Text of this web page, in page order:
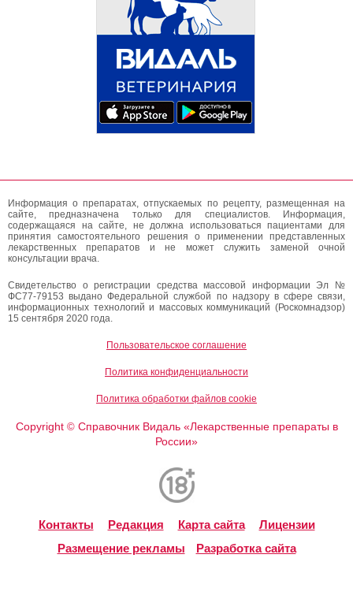
Информация о препаратах, отпускаемых по рецепту, размещенная на
сайте, предназначена только для специалистов. Информация,
содержащаяся на сайте, не должна использоваться пациентами для
принятия самостоятельного решения о применении представленных
лекарственных препаратов и не может служить заменой очной
консультации врача.
Свидетельство о регистрации средства массовой информации Эл №
ФС77-79153 выдано Федеральной службой по надзору в сфере связи,
информационных технологий и массовых коммуникаций (Роскомнадзор)
15 сентября 2020 года.
Пользовательское соглашение
Политика конфиденциальности
Политика обработки файлов cookie
Copyright ©Справочник Видаль «Лекарственные препараты в
России»
Контакты Редакция Карта сайта
Лицензии
Размещение рекламы
Разработка сайта